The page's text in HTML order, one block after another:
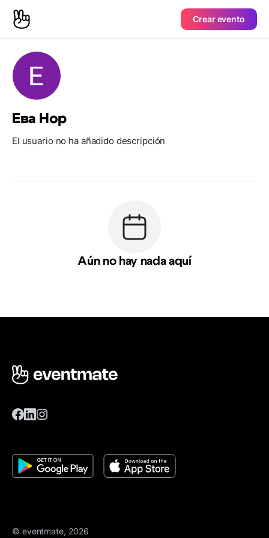
Crear evento
Ева Нор
El usuario no ha añadido descripción
Aún no hay nada aquí
© eventmate, 2026